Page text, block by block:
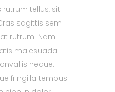
tellus, sit
sagittis sem
rutrum. Nam
malesuada
neque.
fringilla tempus.